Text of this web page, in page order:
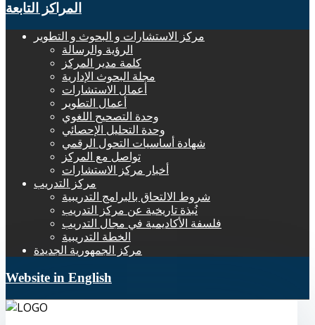
المراكز التابعة
مركز الاستشارات و البحوث و التطوير
الرؤية والرسالة
كلمة مدير المركز
مجلة البحوث الإدارية
أعمال الاستشارات
أعمال التطوير
وحدة التصحيح اللغوي
وحدة التحليل الإحصائي
شهادة أساسيات التحول الرقمي
تواصل مع المركز
أخبار مركز الاستشارات
مركز التدريب
شروط الالتحاق بالبرامج التدريبية
نُبذة تاريخية عن مركز التدريب
فلسفة الأكاديمية في مجال التدريب
الخطة التدريبية
مركز الجمهورية الجديدة
Website in English